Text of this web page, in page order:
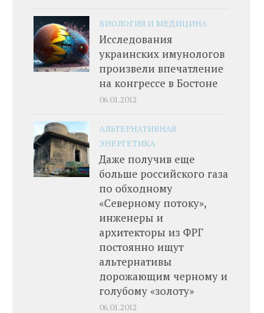
БИОЛОГИЯ И МЕДИЦИНА
Исследования
украинских имунологов
произвели впечатление
на конгрессе в Бостоне
06.01.2012
АЛЬТЕРНАТИВНАЯ
ЭНЕРГЕТИКА
Даже получив еще
больше российского газа
по обходному
«Северному потоку»,
инженеры и
архитекторы из ФРГ
постоянно ищут
альтернативы
дорожающим черному и
голубому «золоту»
06.01.2012